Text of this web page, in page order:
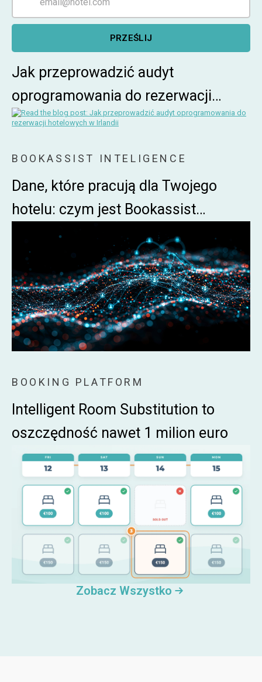
Jak przeprowadzić audyt
oprogramowania do rezerwacji
hotelowych w Irlandii
BOOKASSIST INTELIGENCE
Dane, które pracują dla Twojego
hotelu: czym jest Bookassist
Intelligence?
BOOKING PLATFORM
Intelligent Room Substitution to
oszczędność nawet 1 milion euro
Zobacz Wszystko